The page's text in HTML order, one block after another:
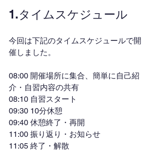
1.タイムスケジュール
今回は下記のタイムスケジュールで開
催しました。
08:00 開催場所に集合、簡単に自己紹
介・自習内容の共有
08:10 自習スタート
09:30 10分休憩
09:40 休憩終了・再開
11:00 振り返り・お知らせ
11:05 終了・解散